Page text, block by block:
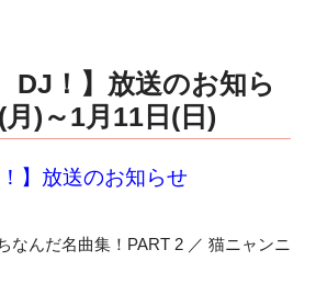
DJ！】放送のお知ら
)～1月11日(日)
】放送のお知らせ
んだ名曲集！PART 2 ／ 猫ニャンニ